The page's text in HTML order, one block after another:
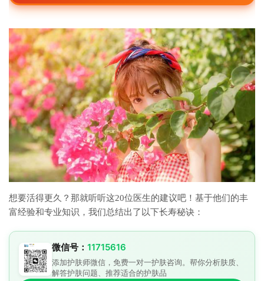
想要活得更久？那就听听这20位医生的建议吧！基于他们的丰
富经验和专业知识，我们总结出了以下长寿秘诀：
微信号： 11715616
添加护肤师微信，免费一对一护肤咨询。帮你分析肤质、
解答护肤问题、推荐适合的护肤品